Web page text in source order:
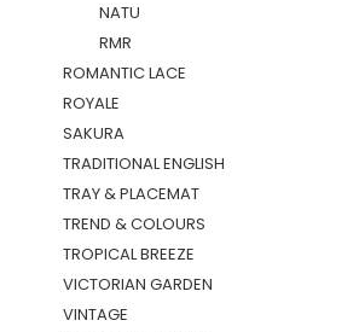
NATU
RMR
ROMANTIC LACE
ROYALE
SAKURA
TRADITIONAL ENGLISH
TRAY & PLACEMAT
TREND & COLOURS
TROPICAL BREEZE
VICTORIAN GARDEN
VINTAGE